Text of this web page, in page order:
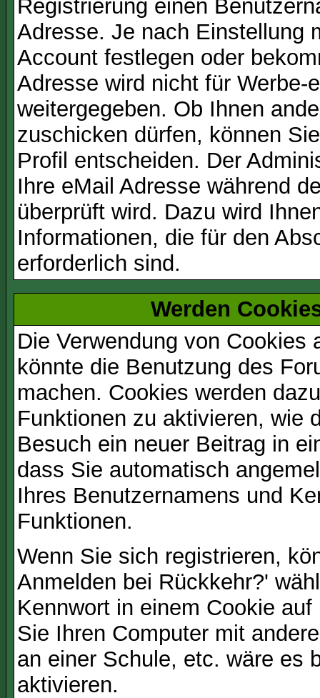
Registrierung einen
Adresse. Je nach Einstellung
Account festlegen oder
Adresse wird nicht für
weitergegeben. Ob Ihnen
zuschicken dürfen, können
Profil entscheiden. Der
Ihre eMail Adresse während
überprüft wird. Dazu wird
Informationen, die für den
erforderlich sind.
Werden
Die Verwendung von
könnte die Benutzung des
machen. Cookies werden
Funktionen zu aktivieren, wie
Besuch ein neuer Beitrag in
dass Sie automatisch
Ihres Benutzernamens und
Funktionen.
Wenn Sie sich registrieren,
Anmelden bei Rückkehr?'
Kennwort in einem Cookie
Sie Ihren Computer mit
an einer Schule, etc. wäre es
aktivieren.